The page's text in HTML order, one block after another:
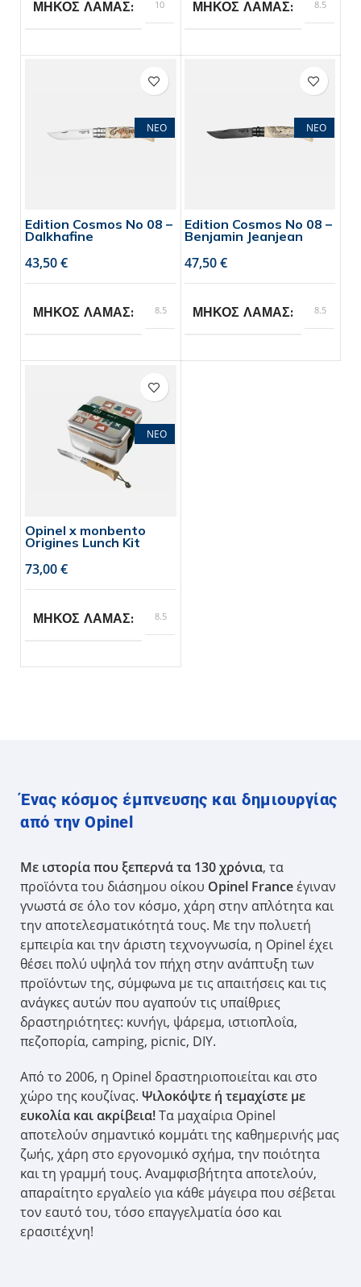
ΜΗΚΟΣ ΛΑΜΑΣ 10
ΣΥΣΚΕΥΑΣΙΑ
τεμάχιο
ΜΗΚΟΣ ΛΑΜΑΣ 8.5
ΝΕΟ
Edition Cosmos No 08 –
Dalkhafine
€
ΜΗΚΟΣ ΛΑΜΑΣ 8.5
ΝΕΟ
Edition Cosmos No 08 –
Benjamin Jeanjean
€
ΜΗΚΟΣ ΛΑΜΑΣ 8.5
ΝΕΟ
Opinel x monbento
Origines Lunch Kit
€
ΜΗΚΟΣ ΛΑΜΑΣ 8.5
Ένας κόσμος έμπνευσης και δημιουργίας
από την Opinel
Με ιστορία που ξεπερνά τα 130 χρόνια, τα
προϊόντα του διάσημου οίκου Opinel Franceέγιναν
γνωστά σε όλο τον κόσμο, χάρη στην απλότητα και
την αποτελεσματικότητά τους. Με την πολυετή
εμπειρία και την άριστη τεχνογνωσία, η Opinel έχει
θέσει πολύ υψηλά τον πήχη στην ανάπτυξη των
προϊόντων της, σύμφωνα με τις απαιτήσεις και τις
ανάγκες αυτών που αγαπούν τις υπαίθριες
δραστηριότητες: κυνήγι, ψάρεμα, ιστιοπλοΐα,
πεζοπορία, camping, picnic, DIY.
Από το 2006, η Opinel δραστηριοποιείται και στο
χώρο της κουζίνας.Ψιλοκόψτε ή τεμαχίστε με
ευκολία και ακρίβεια!Τα μαχαίρια Opinel
αποτελούν σημαντικό κομμάτι της καθημερινής μας
ζωής, χάρη στο εργονομικό σχήμα, την ποιότητα
και τη γραμμή τους. Αναμφισβήτητα αποτελούν,
απαραίτητο εργαλείο για κάθε μάγειρα που σέβεται
τον εαυτό του, τόσο επαγγελματία όσο και
ερασιτέχνη!